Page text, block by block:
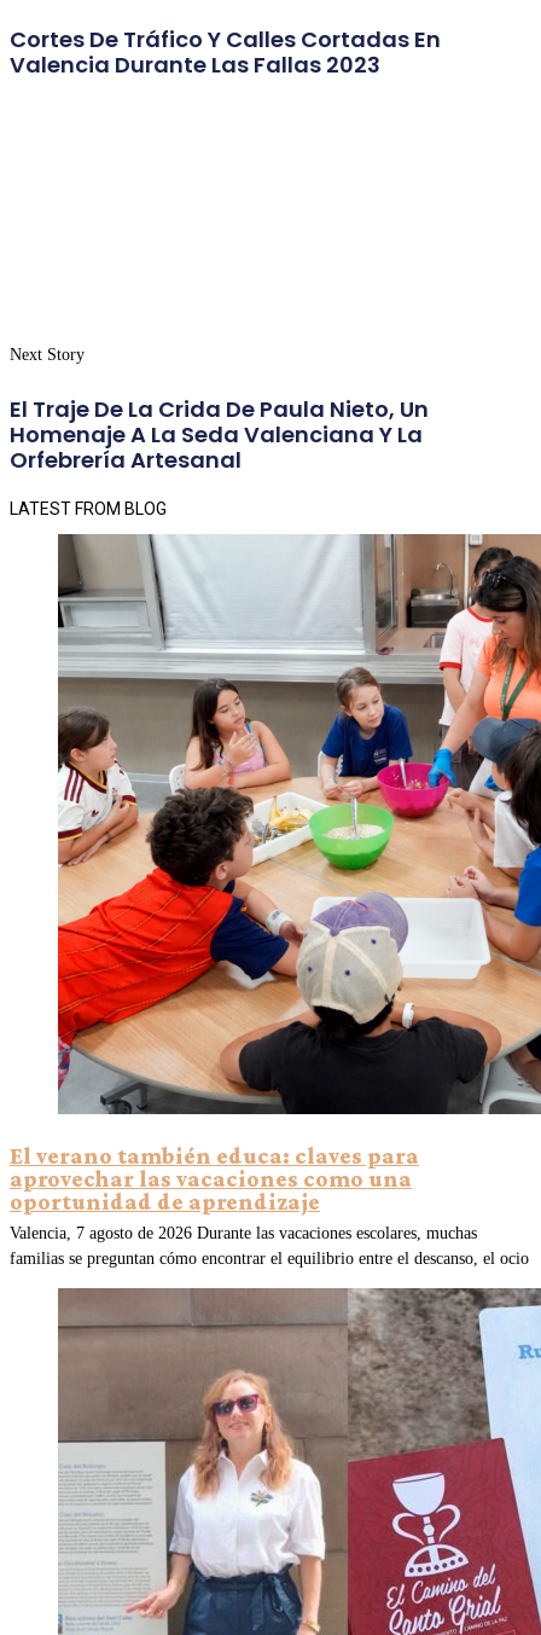
Cortes De Tráfico Y Calles Cortadas En
Valencia Durante Las Fallas 2023
Next Story
El Traje De La Crida De Paula Nieto, Un
Homenaje A La Seda Valenciana Y La
Orfebrería Artesanal
LATEST FROM BLOG
El verano también educa: claves para
aprovechar las vacaciones como una
oportunidad de aprendizaje
Valencia, 7 agosto de 2026 Durante las vacaciones escolares, muchas
familias se preguntan cómo encontrar el equilibrio entre el descanso, el ocio